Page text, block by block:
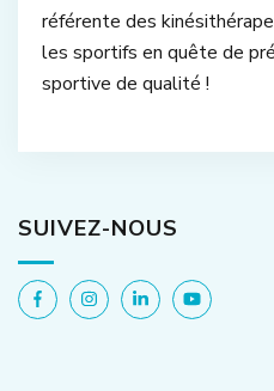
référente des
les sportifs en quête de
sportive de qualité !
SUIVEZ-NOUS